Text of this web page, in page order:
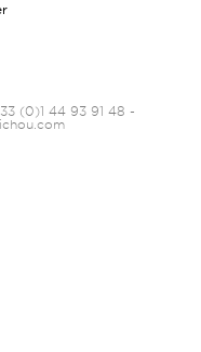
(0)1 44 93 91 48 -